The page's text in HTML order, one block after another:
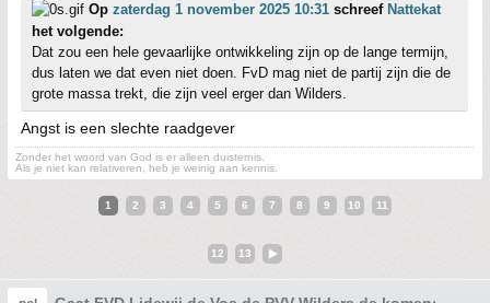
Op zaterdag 1 november 2025 10:31 schreef Nattekat
het volgende:
Dat zou een hele gevaarlijke ontwikkeling zijn op de lange termijn,
dus laten we dat even niet doen. FvD mag niet de partij zijn die de
grote massa trekt, die zijn veel erger dan Wilders.
Angst is een slechte raadgever
Zonder het woord van God is er alleen duisternis.
Als je niet kan relativeren, heb je weinig aan kennis.
1 2 3 4 5 6 7 8 9 10 11
12 13